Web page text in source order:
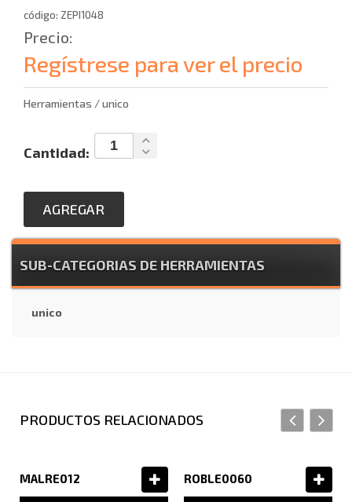
código: ZEPI1048
Precio:
Regístrese para ver el precio
Herramientas / unico
Cantidad:
AGREGAR
SUB-CATEGORIAS DE HERRAMIENTAS
unico
PRODUCTOS RELACIONADOS
MALRE012 ROBLE0060